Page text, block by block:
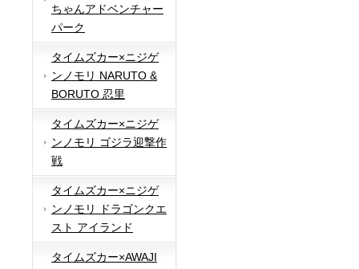
ちゃんアドベンチャー
パーク
タイムズカー×ニジゲ
ンノモリ NARUTO &
BORUTO 忍里
タイムズカー×ニジゲ
ンノモリ ゴジラ迎撃作
戦
タイムズカー×ニジゲ
ンノモリ ドラゴンクエ
スト アイランド
タイムズカー×AWAJI